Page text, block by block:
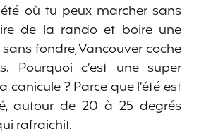
où tu peux marcher sans
de la rando et boire une
fondre, Vancouver coche
Pourquoi c’est une super
? Parce que l’été est
autour de 20 à 25 degrés
rafraichit.